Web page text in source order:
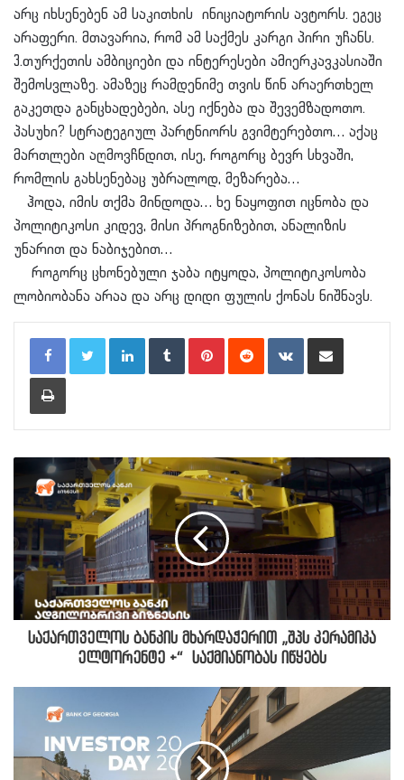
არც იხსენებენ ამ საკითხის ინიციატორის ავტორს. ეგეც
არაფერი. მთავარია, რომ ამ საქმეს კარგი პირი უჩანს.
3.თურქეთის ამბიციები და ინტერესები ამიერკავკასიაში
შემოსვლაზე. ამაზეც რამდენიმე თვის წინ არაერთხელ
გაკეთდა განცხადებები, ასე იქნება და შევემზადოთო.
პასუხი? სტრატეგიულ პარტნიორს გვიმტერებთო… აქაც
მართლები აღმოვჩნდით, ისე, როგორც ბევრ სხვაში,
რომლის გახსენებაც უბრალოდ, მეზარება…
ჰოდა, იმის თქმა მინდოდა… ხე ნაყოფით იცნობა და
პოლიტიკოსი კიდევ, მისი პროგნიზებით, ანალიზის
უნარით და ნაბიჯებით…
როგორც ცხონებული ჯაბა იტყოდა, პოლიტიკოსობა
ლობიობანა არაა და არც დიდი ფულის ქონას ნიშნავს.
LinkedInTumblr PinterestReddit VKontakteShare via Email
Print
საქართველოს ბანკის მხარდაჭერით „შპს კერამიკა
ელტორენტე +“ საქმიანობას იწყებს